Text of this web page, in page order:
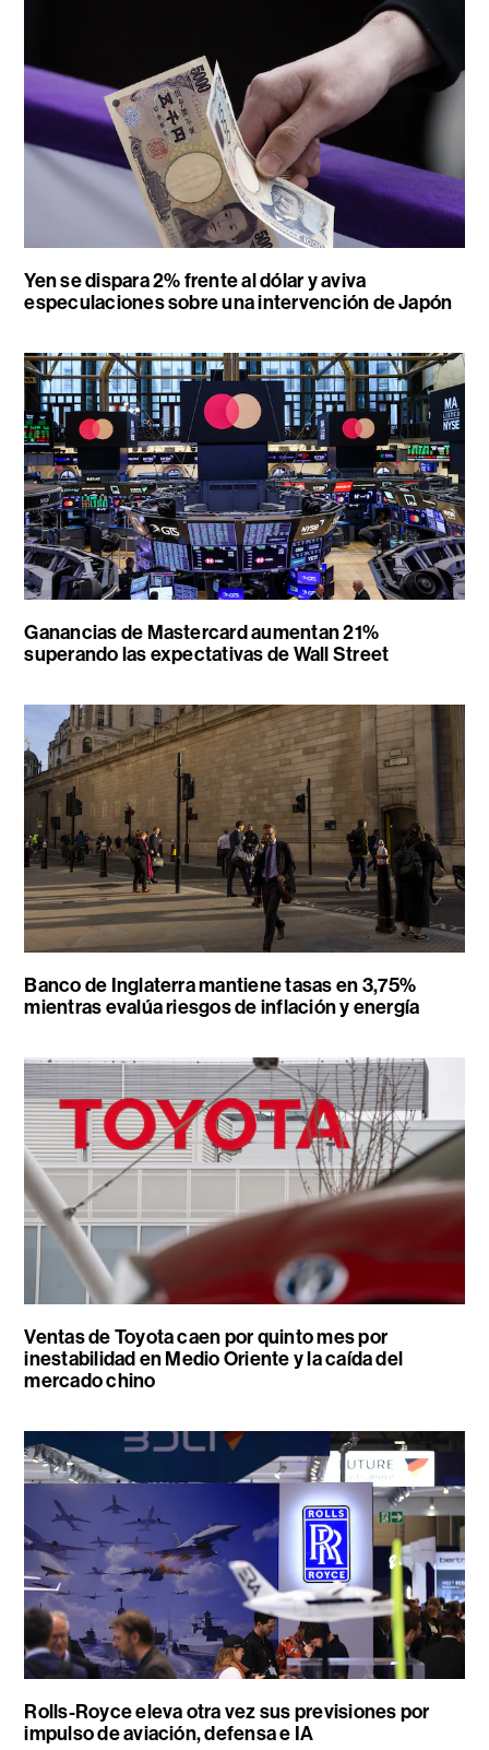
Yen se dispara 2% frente al dólar y aviva
especulaciones sobre una intervención de Japón
Ganancias de Mastercard aumentan 21%
superando las expectativas de Wall Street
Banco de Inglaterra mantiene tasas en 3,75%
mientras evalúa riesgos de inflación y energía
Ventas de Toyota caen por quinto mes por
inestabilidad en Medio Oriente y la caída del
mercado chino
Rolls-Royce eleva otra vez sus previsiones por
impulso de aviación, defensa e IA